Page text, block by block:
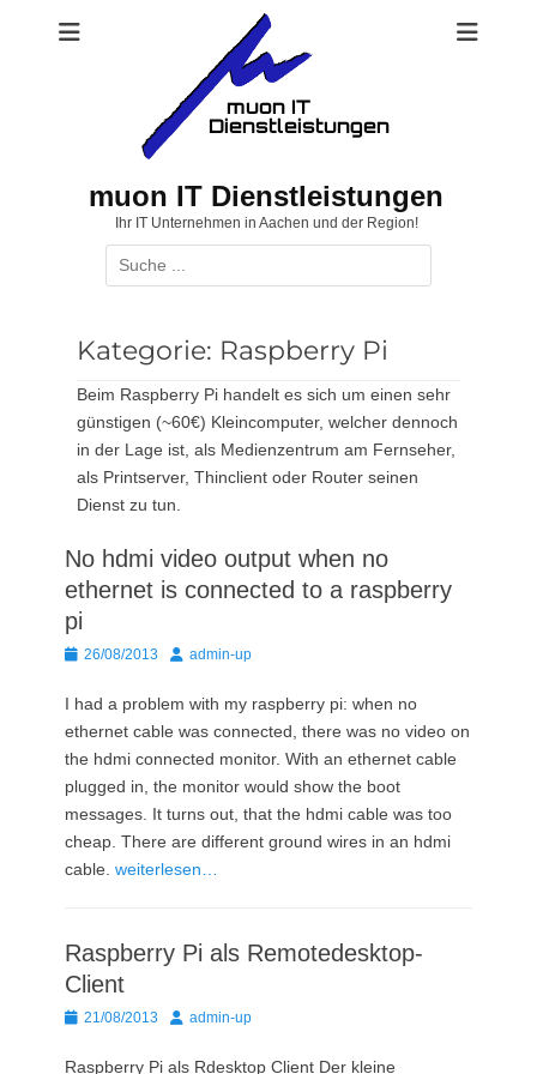
muon IT Dienstleistungen
Ihr IT Unternehmen in Aachen und der Region!
Suchen
nach:
Kategorie: Raspberry Pi
Beim Raspberry Pi handelt es sich um einen sehr
günstigen (~60€) Kleincomputer, welcher dennoch
in der Lage ist, als Medienzentrum am Fernseher,
als Printserver, Thinclient oder Router seinen
Dienst zu tun.
No hdmi video output when no
ethernet is connected to a raspberry
pi
Posted
26/08/2013 Autoradmin-up
I had a problem with my raspberry pi: when no
ethernet cable was connected, there was no video on
the hdmi connected monitor. With an ethernet cable
plugged in, the monitor would show the boot
messages. It turns out, that the hdmi cable was too
cheap. There are different ground wires in an hdmi
cable. weiterlesen…
Raspberry Pi als Remotedesktop-
Client
Posted
21/08/2013 Autoradmin-up
Raspberry Pi als Rdesktop Client Der kleine